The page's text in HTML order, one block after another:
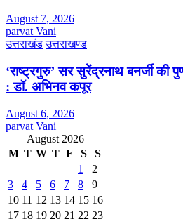
August 7, 2026
parvat Vani
उत्तराखंड उत्तराखण्ड
‘राष्ट्रगुरु’ सर सुरेंद्रनाथ बनर्जी की
: डॉ. अभिनव कपूर
August 6, 2026
parvat Vani
August 2026
M T W T F S
S
1
2
3
4 5 6 7 8
9
10 11 12 13 14 15 16
17 18 19 20 21 22 23